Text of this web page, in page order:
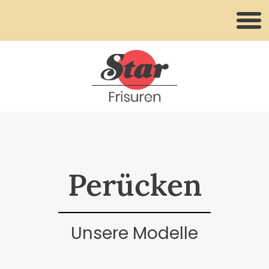
Perücken
Unsere Modelle